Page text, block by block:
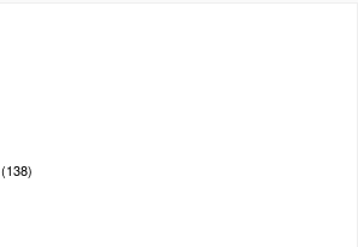
(138)